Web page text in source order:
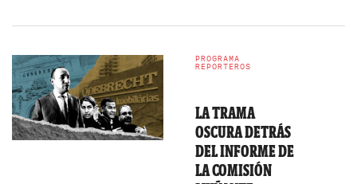
PROGRAMA
REPORTEROS
LA TRAMA
OSCURA DETRÁS
DEL INFORME DE
LA COMISIÓN